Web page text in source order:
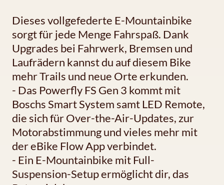
Dieses vollgefederte E-Mountainbike
sorgt für jede Menge Fahrspaß. Dank
Upgrades bei Fahrwerk, Bremsen und
Laufrädern kannst du auf diesem Bike
mehr Trails und neue Orte erkunden.
- Das Powerfly FS Gen 3 kommt mit
Boschs Smart System samt LED Remote,
die sich für Over-the-Air-Updates, zur
Motorabstimmung und vieles mehr mit
der eBike Flow App verbindet.
- Ein E-Mountainbike mit Full-
Suspension-Setup ermöglicht dir, das